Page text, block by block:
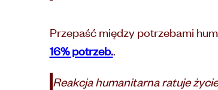
Przepaść między potrzebami
16% potrzeb..
Reakcja humanitarna ratuje